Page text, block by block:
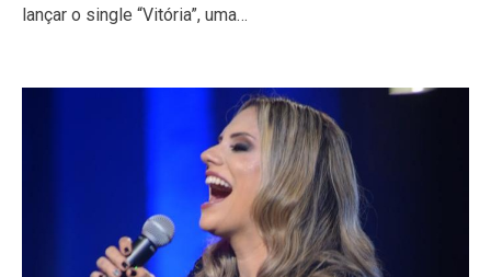
lançar o single “Vitória”, uma…